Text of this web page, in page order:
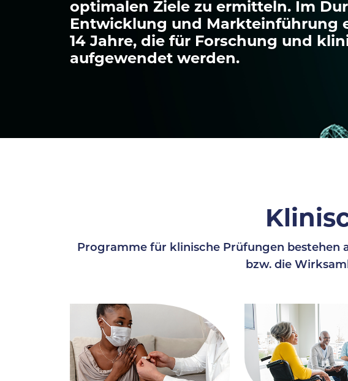
optimalen Ziele zu ermitteln. Im
Entwicklung und Markteinführung
14 Jahre, die für Forschung und
aufgewendet werden.
Programme für klinische Prüfungen bestehen
bzw. die